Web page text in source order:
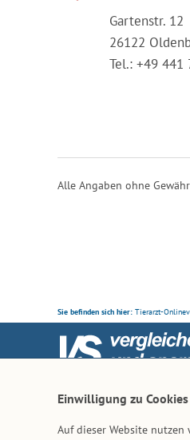
Gartenstr. 12
26122
Tel.: +49 441
Alle Angaben ohne
Sie befinden sich hier: Tierarzt-
Einwilligung zu
Auf dieser Website